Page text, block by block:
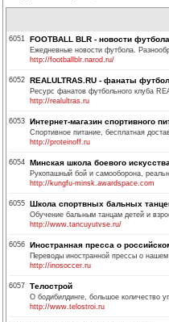
6051 FOOTBALL BLR - новости футбола
Ежедневные новости футбола.
http://footballblr.narod.ru/
6052 REALULTRAS.RU - фанаты
Ресурс фанатов футбольного клуба
http://realultras.ru
6053 Интернет-магазин спортивного
Спортивное питание, бесплатная
http://proteinoff.ru
6054 Минская школа боевого
Рукопашный бой и самооборона,
http://kungfu-minsk.awardspace.com
6055 Школа спортвных бальных
Обучение бальным танцам детей и
http://www.tancuyutvse.ru/
6056 Иностранная пресса о
Переводы иностранной прессы о
http://inosoccer.ru
6057 Телострой
О бодибилдинге, большое количество
http://www.telostroi.ru